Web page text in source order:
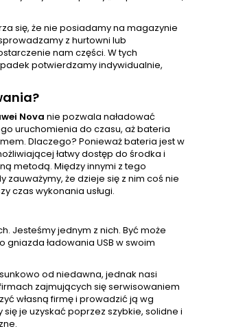
się, że nie posiadamy na magazynie
z hurtowni lub
nam części. W tych
potwierdzamy indywidualnie,
Nova nie pozwala naładować
uruchomienia do czasu, aż bateria
Dlaczego? Ponieważ bateria jest w
łatwy dostęp do środka i
metodą. Między innymi z tego
że dzieje się z nim coś nie
czas wykonania usługi.
Jesteśmy jednym z nich. Być może
ładowania USB w swoim
od niedawna, jednak nasi
zajmujących się serwisowaniem
własną firmę i prowadzić ją wg
je uzyskać poprzez szybkie, solidne i